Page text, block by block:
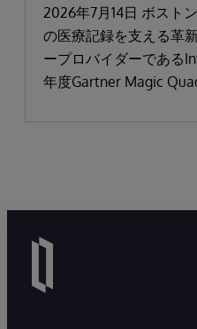
「リーダー」と評
2026年7月14日 ボスト
の医療記録を支える革
ープロバイダーである
年度Gartner Magic
Electronic Health